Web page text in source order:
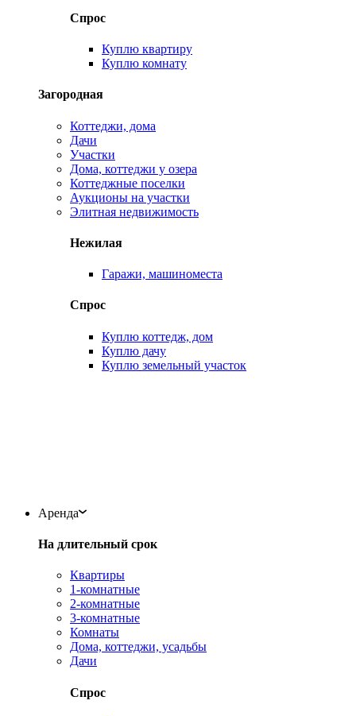
Спрос
Куплю квартиру
Куплю комнату
Загородная
Коттеджи, дома
Дачи
Участки
Дома, коттеджи у озера
Коттеджные поселки
Аукционы на участки
Элитная недвижимость
Нежилая
Гаражи, машиноместа
Спрос
Куплю коттедж, дом
Куплю дачу
Куплю земельный участок
Аренда
На длительный срок
Квартиры
1-комнатные
2-комнатные
3-комнатные
Комнаты
Дома, коттеджи, усадьбы
Дачи
Спрос